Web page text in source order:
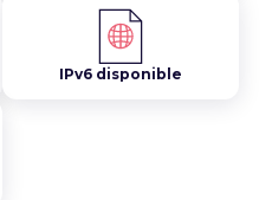
IPv6 disponible